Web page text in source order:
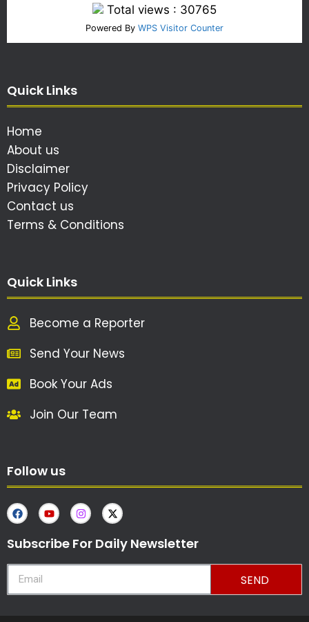
Total views : 30765
Powered By WPS Visitor Counter
Quick Links
Home
About us
Disclaimer
Privacy Policy
Contact us
Terms & Conditions
Quick Links
Become a Reporter
Send Your News
Book Your Ads
Join Our Team
Follow us
Subscribe For Daily Newsletter
SEND